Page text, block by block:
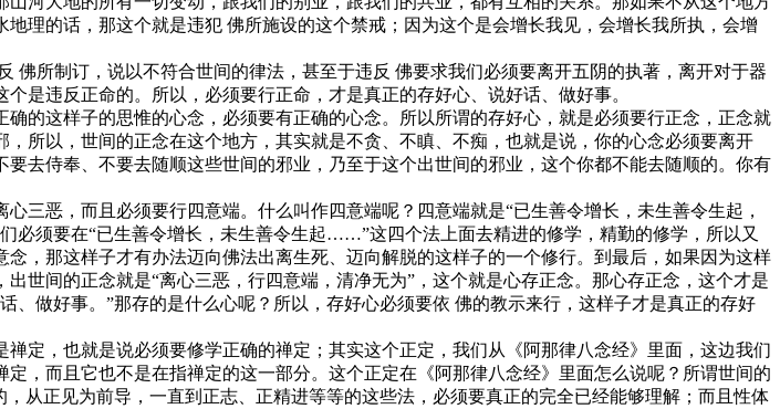
理的话，那这个就是违犯 佛所施设的这个禁戒；因为这个是会增长我见，会增长我所执，会增
所制订，说以不符合世间的律法，甚至于违反 佛要求我们必须要离开五阴的执著，离开对于器
是违反正命的。所以，必须要行正命，才是真正的存好心、说好话、做好事。
这样子的思惟的心念，必须要有正确的心念。所以所谓的存好心，就是必须要行正念，正念就
所以，世间的正念在这个地方，其实就是不贪、不瞋、不痴，也就是说，你的心念必须要离开
去侍奉、不要去随顺这些世间的邪业，乃至于这个出世间的邪业，这个你都不能去随顺的。你有
恶，而且必须要行四意端。什么叫作四意端呢？四意端就是“已生善令增长，未生善令生起，
必须要在“已生善令增长，未生善令生起……”这四个法上面去精进的修学，精勤的修学，所以又
，那这样子才有办法迈向佛法出离生死、迈向解脱的这样子的一个修行。到最后，如果因为这样
世间的正念就是“离心三恶，行四意端，清净无为”，这个就是心存正念。那心存正念，这个才是
做好事。”那存的是什么心呢？所以，存好心必须要依 佛的教示来行，这样子才是真正的存好
，也就是说必须要修学正确的禅定；其实这个正定，我们从《阿那律八念经》里面，这边我们
，而且它也不是在指禅定的这一部分。这个正定在《阿那律八念经》里面怎么说呢？所谓世间的
从正见为前导，一直到正志、正精进等等的这些法，必须要真正的完全已经能够理解；而且性体